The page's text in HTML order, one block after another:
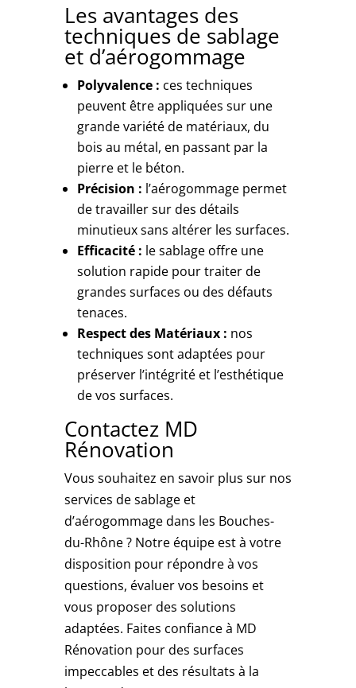
Les avantages des
techniques de sablage
et d’aérogommage
Polyvalence : ces techniques
peuvent être appliquées sur une
grande variété de matériaux, du
bois au métal, en passant par la
pierre et le béton.
Précision : l’aérogommage permet
de travailler sur des détails
minutieux sans altérer les surfaces.
Efficacité : le sablage offre une
solution rapide pour traiter de
grandes surfaces ou des défauts
tenaces.
Respect des Matériaux : nos
techniques sont adaptées pour
préserver l’intégrité et l’esthétique
de vos surfaces.
Contactez MD
Rénovation
Vous souhaitez en savoir plus sur nos
services de sablage et
d’aérogommage dans les Bouches-
du-Rhône ? Notre équipe est à votre
disposition pour répondre à vos
questions, évaluer vos besoins et
vous proposer des solutions
adaptées. Faites confiance à MD
Rénovation pour des surfaces
impeccables et des résultats à la